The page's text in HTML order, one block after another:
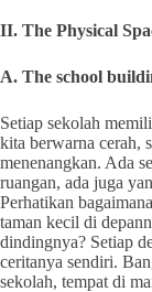
II. The Physical
A. The school
Setiap sekolah
kita berwarna cerah,
menenangkan. Ada
ruangan, ada juga
Perhatikan
taman kecil di
dindingnya? Setiap
ceritanya sendiri.
sekolah, tempat di